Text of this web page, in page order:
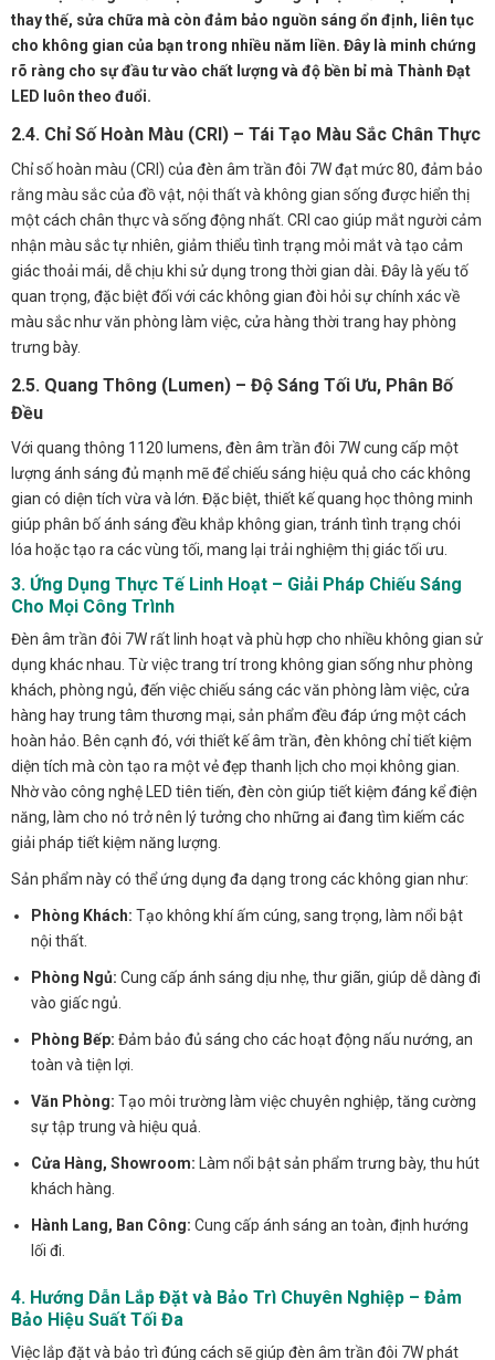
thay thế, sửa chữa mà còn đảm bảo nguồn sáng ổn định, liên tục
cho không gian của bạn trong nhiều năm liền. Đây là minh chứng
rõ ràng cho sự đầu tư vào chất lượng và độ bền bỉ mà Thành Đạt
LED luôn theo đuổi.
2.4. Chỉ Số Hoàn Màu (CRI) – Tái Tạo Màu Sắc Chân Thực
Chỉ số hoàn màu (CRI) của đèn âm trần đôi 7W đạt mức 80, đảm bảo
rằng màu sắc của đồ vật, nội thất và không gian sống được hiển thị
một cách chân thực và sống động nhất. CRI cao giúp mắt người cảm
nhận màu sắc tự nhiên, giảm thiểu tình trạng mỏi mắt và tạo cảm
giác thoải mái, dễ chịu khi sử dụng trong thời gian dài. Đây là yếu tố
quan trọng, đặc biệt đối với các không gian đòi hỏi sự chính xác về
màu sắc như văn phòng làm việc, cửa hàng thời trang hay phòng
trưng bày.
2.5. Quang Thông (Lumen) – Độ Sáng Tối Ưu, Phân Bố
Đều
Với quang thông 1120 lumens, đèn âm trần đôi 7W cung cấp một
lượng ánh sáng đủ mạnh mẽ để chiếu sáng hiệu quả cho các không
gian có diện tích vừa và lớn. Đặc biệt, thiết kế quang học thông minh
giúp phân bố ánh sáng đều khắp không gian, tránh tình trạng chói
lóa hoặc tạo ra các vùng tối, mang lại trải nghiệm thị giác tối ưu.
3. Ứng Dụng Thực Tế Linh Hoạt – Giải Pháp Chiếu Sáng
Cho Mọi Công Trình
Đèn âm trần đôi 7W rất linh hoạt và phù hợp cho nhiều không gian sử
dụng khác nhau. Từ việc trang trí trong không gian sống như phòng
khách, phòng ngủ, đến việc chiếu sáng các văn phòng làm việc, cửa
hàng hay trung tâm thương mại, sản phẩm đều đáp ứng một cách
hoàn hảo. Bên cạnh đó, với thiết kế âm trần, đèn không chỉ tiết kiệm
diện tích mà còn tạo ra một vẻ đẹp thanh lịch cho mọi không gian.
Nhờ vào công nghệ LED tiên tiến, đèn còn giúp tiết kiệm đáng kể điện
năng, làm cho nó trở nên lý tưởng cho những ai đang tìm kiếm các
giải pháp tiết kiệm năng lượng.
Sản phẩm này có thể ứng dụng đa dạng trong các không gian như:
Phòng Khách: Tạo không khí ấm cúng, sang trọng, làm nổi bật
nội thất.
Phòng Ngủ: Cung cấp ánh sáng dịu nhẹ, thư giãn, giúp dễ dàng đi
vào giấc ngủ.
Phòng Bếp: Đảm bảo đủ sáng cho các hoạt động nấu nướng, an
toàn và tiện lợi.
Văn Phòng: Tạo môi trường làm việc chuyên nghiệp, tăng cường
sự tập trung và hiệu quả.
Cửa Hàng, Showroom: Làm nổi bật sản phẩm trưng bày, thu hút
khách hàng.
Hành Lang, Ban Công: Cung cấp ánh sáng an toàn, định hướng
lối đi.
4. Hướng Dẫn Lắp Đặt và Bảo Trì Chuyên Nghiệp – Đảm
Bảo Hiệu Suất Tối Đa
Việc lắp đặt và bảo trì đúng cách sẽ giúp đèn âm trần đôi 7W phát